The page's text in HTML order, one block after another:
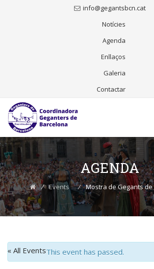
info@gegantsbcn.cat
Notícies
Agenda
Enllaços
Galeria
Contactar
Skip
to
content
AGENDA
⁄ Events ⁄ Mostra de Gegants
« All EventsThis event has passed.